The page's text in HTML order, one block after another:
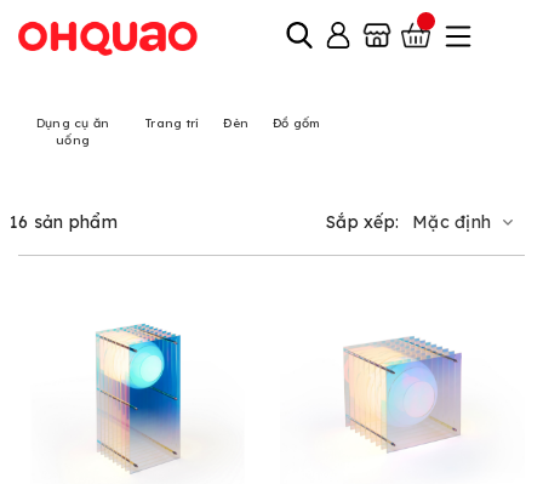
Dụng cụ ăn
uống
Trang trí Đèn Đồ gốm
16 sản phẩm Sắp xếp: Mặc định